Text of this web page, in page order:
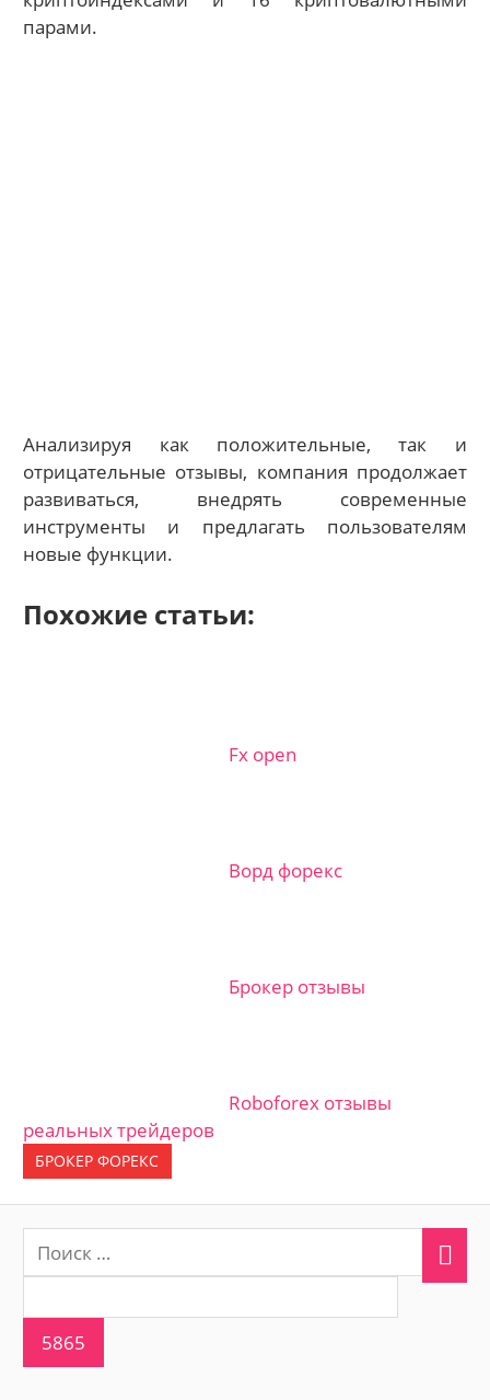
парами.
Анализируя как положительные, так и
отрицательные отзывы, компания продолжает
развиваться, внедрять современные
инструменты и предлагать пользователям
новые функции.
Похожие статьи:
Fx open
Ворд форекс
Брокер отзывы
Roboforex отзывы
реальных трейдеров
БРОКЕР ФОРЕКС